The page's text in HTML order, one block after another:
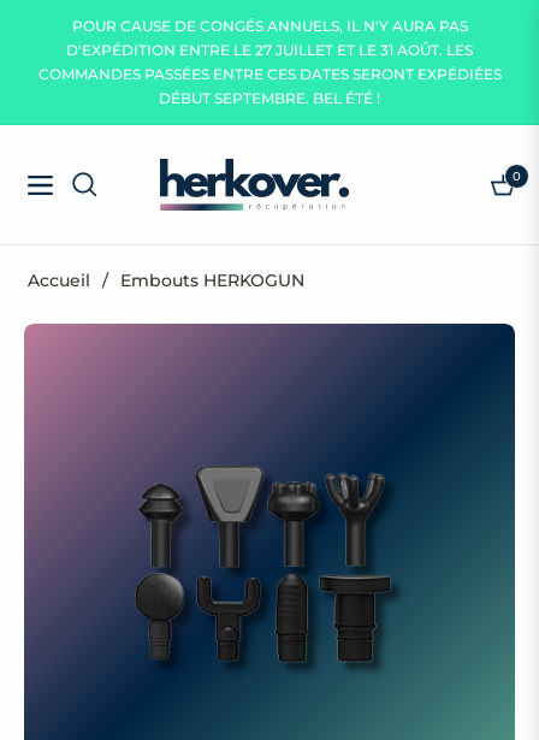
POUR CAUSE DE CONGÉS ANNUELS, IL N'Y AURA PAS
D'EXPÉDITION ENTRE LE 27 JUILLET ET LE 31 AOÛT. LES
COMMANDES PASSÉES ENTRE CES DATES SERONT EXPÉDIÉES
DÉBUT SEPTEMBRE. BEL ÉTÉ !
Navigation
0
Accueil / Embouts HERKOGUN